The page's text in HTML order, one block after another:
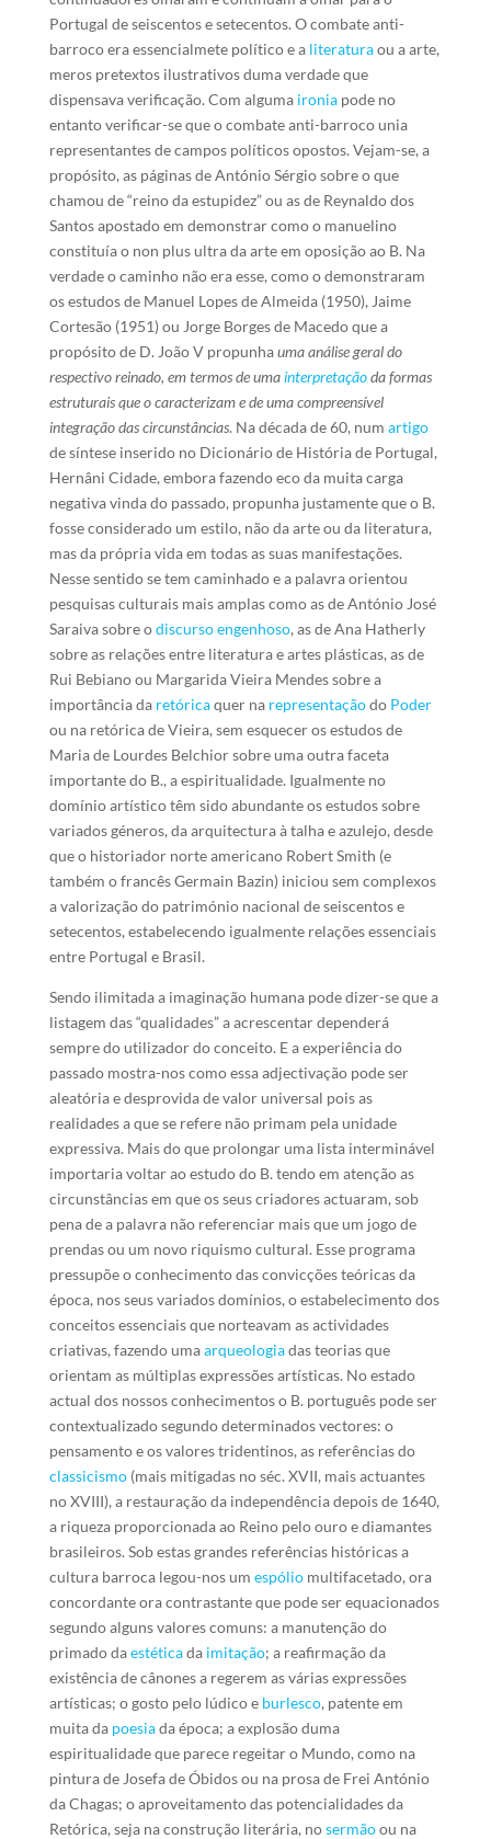
Portugal de seiscentos e setecentos. O combate anti-
barroco era essencialmete político e a literaturaou a arte,
meros pretextos ilustrativos duma verdade que
dispensava verificação. Com alguma ironiapode no
entanto verificar-se que o combate anti-barroco unia
representantes de campos políticos opostos. Vejam-se, a
propósito, as páginas de António Sérgio sobre o que
chamou de “reino da estupidez” ou as de Reynaldo dos
Santos apostado em demonstrar como o manuelino
constituía o non plus ultra da arte em oposição ao B. Na
verdade o caminho não era esse, como o demonstraram
os estudos de Manuel Lopes de Almeida (1950), Jaime
Cortesão (1951) ou Jorge Borges de Macedo que a
propósito de D. João V propunhauma análise geral do
respectivo reinado, em termos de umainterpretaçãoda formas
estruturais que o caracterizam e de uma compreensível
integração das circunstâncias. Na década de 60, num artigo
de síntese inserido no Dicionário de História de Portugal,
Hernâni Cidade, embora fazendo eco da muita carga
negativa vinda do passado, propunha justamente que o B.
fosse considerado um estilo, não da arte ou da literatura,
mas da própria vida em todas as suas manifestações.
Nesse sentido se tem caminhado e a palavra orientou
pesquisas culturais mais amplas como as de António José
Saraiva sobre odiscurso engenhoso, as de Ana Hatherly
sobre as relações entre literatura e artes plásticas, as de
Rui Bebiano ou Margarida Vieira Mendes sobre a
importância da retóricaquer na representaçãodo Poder
ou na retórica de Vieira, sem esquecer os estudos de
Maria de Lourdes Belchior sobre uma outra faceta
importante do B., a espiritualidade. Igualmente no
domínio artístico têm sido abundante os estudos sobre
variados géneros, da arquitectura à talha e azulejo, desde
que o historiador norte americano Robert Smith (e
também o francês Germain Bazin) iniciou sem complexos
a valorização do património nacional de seiscentos e
setecentos, estabelecendo igualmente relações essenciais
entre Portugal e Brasil.
Sendo ilimitada a imaginação humana pode dizer-se que a
listagem das “qualidades” a acrescentar dependerá
sempre do utilizador do conceito. E a experiência do
passado mostra-nos como essa adjectivação pode ser
aleatória e desprovida de valor universal pois as
realidades a que se refere não primam pela unidade
expressiva. Mais do que prolongar uma lista interminável
importaria voltar ao estudo do B. tendo em atenção as
circunstâncias em que os seus criadores actuaram, sob
pena de a palavra não referenciar mais que um jogo de
prendas ou um novo riquismo cultural. Esse programa
pressupõe o conhecimento das convicções teóricas da
época, nos seus variados domínios, o estabelecimento dos
conceitos essenciais que norteavam as actividades
criativas, fazendo umaarqueologiadas teorias que
orientam as múltiplas expressões artísticas. No estado
actual dos nossos conhecimentos o B. português pode ser
contextualizado segundo determinados vectores: o
pensamento e os valores tridentinos, as referências do
classicismo(mais mitigadas no séc. XVII, mais actuantes
no XVIII), a restauração da independência depois de 1640,
a riqueza proporcionada ao Reino pelo ouro e diamantes
brasileiros. Sob estas grandes referências históricas a
cultura barroca legou-nos um espóliomultifacetado, ora
concordante ora contrastante que pode ser equacionados
segundo alguns valores comuns: a manutenção do
primado daestéticada imitação; a reafirmação da
existência de cânones a regerem as várias expressões
artísticas; o gosto pelo lúdico e burlesco, patente em
muita da poesiada época; a explosão duma
espiritualidade que parece regeitar o Mundo, como na
pintura de Josefa de Óbidos ou na prosa de Frei António
da Chagas; o aproveitamento das potencialidades da
Retórica, seja na construção literária, nosermãoou na